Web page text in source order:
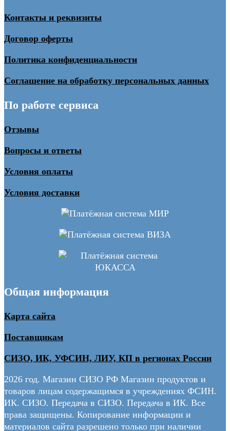
Контакты и реквизиты
Договор оферты
Политика конфиденциальности
Соглашение на обработку персональных данных
По работе сервиса
Отзывы
Вопросы и ответы
Условия оплаты
Условия доставки
Общая информация
Карта сайта
Поставщикам
СИЗО, ИК, УФСИН, ЛИУ, КП в регионах России
2026 год. Магазин СИЗО РФ Магазин продуктов и
товаров лицам содержащимся в учреждениях ФСИН.
ИК. СИЗО. Передача в СИЗО. Передача в ИК. Все
права защищены. Копирование информации и
материалов сайта разрешено только при наличии